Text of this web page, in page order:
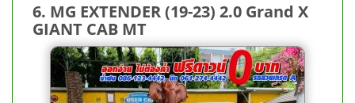
6. MG EXTENDER (19-23) 2.0 Grand X
GIANT CAB MT